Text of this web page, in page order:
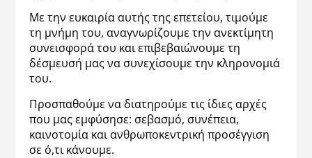
Με την ευκαιρία αυτής της επετείου, τιμούμε
τη μνήμη του, αναγνωρίζουμε την ανεκτίμητη
συνεισφορά του και επιβεβαιώνουμε τη
δέσμευσή μας να συνεχίσουμε την κληρονομιά
του.
Προσπαθούμε να διατηρούμε τις ίδιες αρχές
που μας εμφύσησε: σεβασμό, συνέπεια,
καινοτομία και ανθρωποκεντρική προσέγγιση
σε ό,τι κάνουμε.